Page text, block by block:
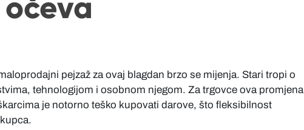
pejzaž za ovaj blagdan brzo se mijenja. Stari tropi o
tehnologijom i osobnom njegom. Za trgovce ova promjena
je notorno teško kupovati darove, što fleksibilnost